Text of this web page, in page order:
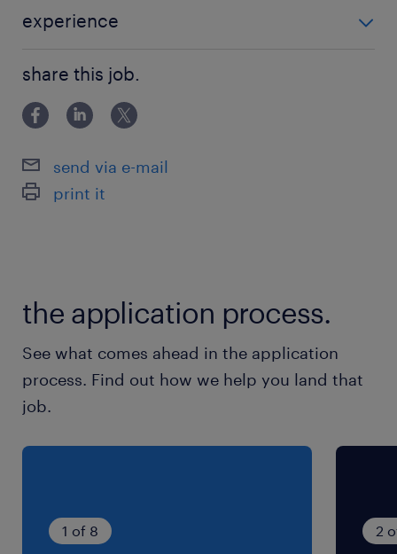
安定企業
最寄駅
JR両毛線／佐野駅（車15分）
シフト制
日曜+平日1日の週2休シフト
※休憩：10:00-10:10、12:00-12:45、15:00-
残業
日によっては1時間程度残業が発生する場合があ
ります。
experience
share this job.
send via e-mail
print it
the application process.
See what comes ahead in the application
process. Find out how we help you land that
job.
1 of 8 2